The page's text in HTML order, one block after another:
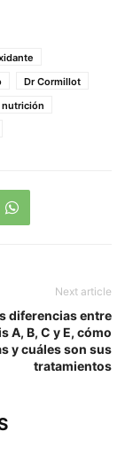
Dr Cormillot
nutrición
Next article
diferencias entre
A, B, C y E, cómo
y cuáles son sus
tratamientos